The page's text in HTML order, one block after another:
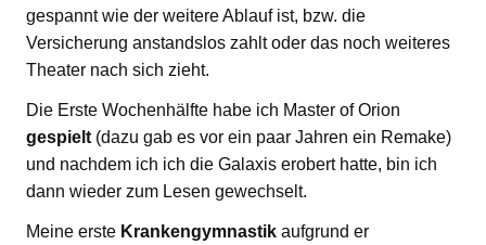
gespannt wie der weitere Ablauf ist, bzw. die
Versicherung anstandslos zahlt oder das noch weiteres
Theater nach sich zieht.
Die Erste Wochenhälfte habe ich Master of Orion
gespielt (dazu gab es vor ein paar Jahren ein Remake)
und nachdem ich ich die Galaxis erobert hatte, bin ich
dann wieder zum Lesen gewechselt.
Meine erste Krankengymnastik aufgrund er